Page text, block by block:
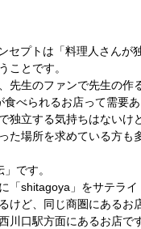
セプトは「料理人さん
ことです。
先生のファンで先生の作
べられるお店って需要
独立する気持ちはないけ
場所を求めている方も
です。
「shitagoya」をサテライ
けど、同じ商圏にある
川口駅方面にあるお店で